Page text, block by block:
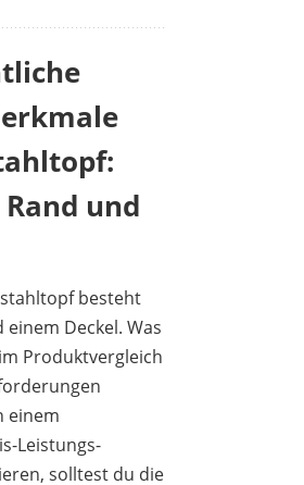
und
besteht
Deckel. Was
Produktvergleich
einem
Leistungs-
solltest du die